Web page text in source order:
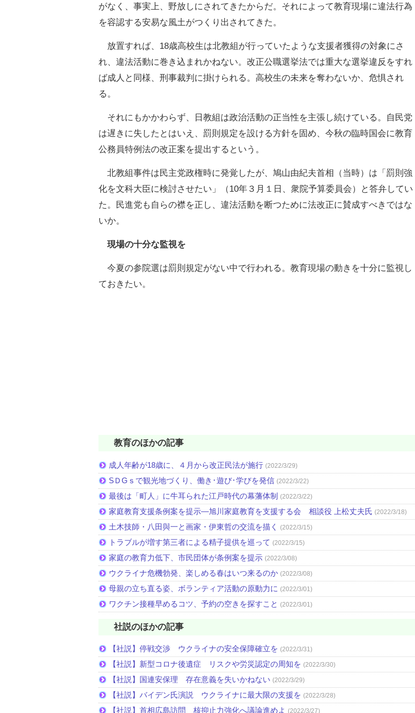
がなく、事実上、野放しにされてきたからだ。それによって教育現場に違法行為
を容認する安易な風土がつくり出されてきた。
放置すれば、18歳高校生は北教組が行っていたような支援者獲得の対象にさ
れ、違法活動に巻き込まれかねない。改正公職選挙法では重大な選挙違反をすれ
ば成人と同様、刑事裁判に掛けられる。高校生の未来を奪わないか、危惧され
る。
それにもかかわらず、日教組は政治活動の正当性を主張し続けている。自民党
は遅きに失したとはいえ、罰則規定を設ける方針を固め、今秋の臨時国会に教育
公務員特例法の改正案を提出するという。
北教組事件は民主党政権時に発覚したが、鳩山由紀夫首相（当時）は「罰則強
化を文科大臣に検討させたい」（10年３月１日、衆院予算委員会）と答弁してい
た。民進党も自らの襟を正し、違法活動を断つために法改正に賛成すべきではな
いか。
現場の十分な監視を
今夏の参院選は罰則規定がない中で行われる。教育現場の動きを十分に監視し
ておきたい。
教育のほかの記事
成人年齢が18歳に、４月から改正民法が施行 (2022/3/29)
SＤGｓで観光地づくり、働き･遊び･学びを発信 (2022/3/22)
最後は「町人」に牛耳られた江戸時代の幕藩体制 (2022/3/22)
家庭教育支援条例案を提示―旭川家庭教育を支援する会 相談役 上松丈夫氏 (2022/3/18)
土木技師・八田與一と画家・伊東哲の交流を描く (2022/3/15)
トラブルが増す第三者による精子提供を巡って (2022/3/15)
家庭の教育力低下、市民団体が条例案を提示 (2022/3/08)
ウクライナ危機勃発、楽しめる春はいつ来るのか (2022/3/08)
母親の立ち直る姿、ボランティア活動の原動力に (2022/3/01)
ワクチン接種早めるコツ、予約の空きを探すこと (2022/3/01)
社説のほかの記事
【社説】停戦交渉 ウクライナの安全保障確立を (2022/3/31)
【社説】新型コロナ後遺症 リスクや労災認定の周知を (2022/3/30)
【社説】国連安保理 存在意義を失いかねない (2022/3/29)
【社説】バイデン氏演説 ウクライナに最大限の支援を (2022/3/28)
【社説】首相広島訪問 核抑止力強化へ議論進めよ (2022/3/27)